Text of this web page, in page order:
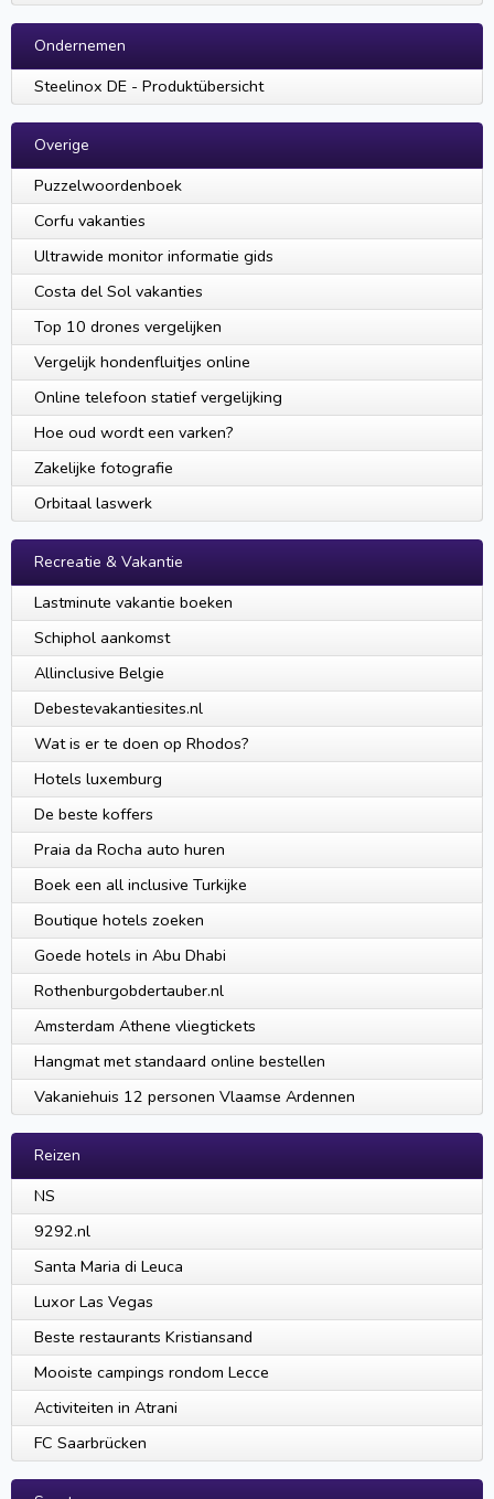
Ondernemen
Steelinox DE - Produktübersicht
Overige
Puzzelwoordenboek
Corfu vakanties
Ultrawide monitor informatie gids
Costa del Sol vakanties
Top 10 drones vergelijken
Vergelijk hondenfluitjes online
Online telefoon statief vergelijking
Hoe oud wordt een varken?
Zakelijke fotografie
Orbitaal laswerk
Recreatie & Vakantie
Lastminute vakantie boeken
Schiphol aankomst
Allinclusive Belgie
Debestevakantiesites.nl
Wat is er te doen op Rhodos?
Hotels luxemburg
De beste koffers
Praia da Rocha auto huren
Boek een all inclusive Turkijke
Boutique hotels zoeken
Goede hotels in Abu Dhabi
Rothenburgobdertauber.nl
Amsterdam Athene vliegtickets
Hangmat met standaard online bestellen
Vakaniehuis 12 personen Vlaamse Ardennen
Reizen
NS
9292.nl
Santa Maria di Leuca
Luxor Las Vegas
Beste restaurants Kristiansand
Mooiste campings rondom Lecce
Activiteiten in Atrani
FC Saarbrücken